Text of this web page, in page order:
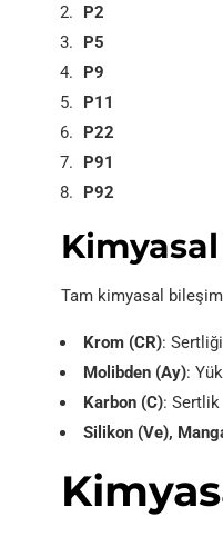
P2
P5
P9
P11
P22
P91
P92
Tam kimyasal
Krom (CR):
Molibden (Ay):
Karbon (C): Sertlik
Silikon (Ve),